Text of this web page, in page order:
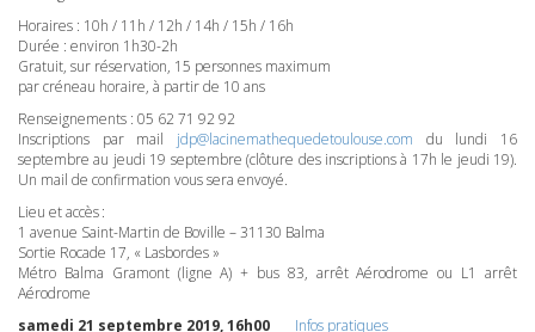
Horaires : 10h / 11h / 12h / 14h / 15h / 16h
Durée : environ 1h30-2h
Gratuit, sur réservation, 15 personnes maximum
par créneau horaire, à partir de 10 ans
Renseignements : 05 62 71 92 92
Inscriptions par mail jdp@lacinemathequedetoulouse.com du lundi 16
septembre au jeudi 19 septembre (clôture des inscriptions à 17h le jeudi 19).
Un mail de confirmation vous sera envoyé.
Lieu et accès :
1 avenue Saint-Martin de Boville – 31130 Balma
Sortie Rocade 17, « Lasbordes »
Métro Balma Gramont (ligne A) + bus 83, arrêt Aérodrome ou L1 arrêt
Aérodrome
samedi 21 septembre 2019, 16h00
Infos pratiques